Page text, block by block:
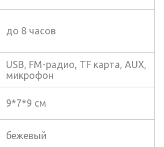
до 8 часов
USB, FM-радио, TF карта, AUX,
микрофон
9*7*9 см
бежевый